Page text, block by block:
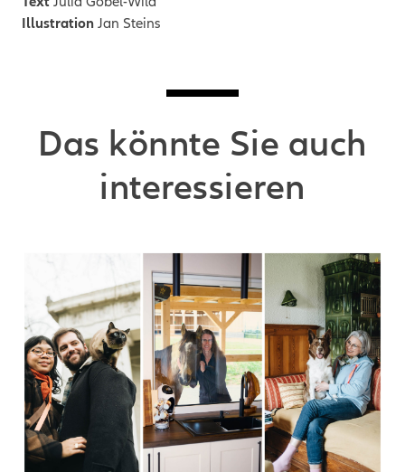
Illustration Jan Steins
Das könnte Sie auch
interessieren